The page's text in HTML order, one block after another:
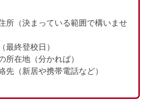
所（決まっている範囲で構いませ
最終登校日）
所在地（分かれば）
先（新居や携帯電話など）